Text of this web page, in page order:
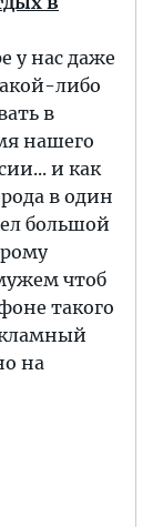
у нас даже
либо
в
нашего
и как
в один
большой
чтоб
такого
на